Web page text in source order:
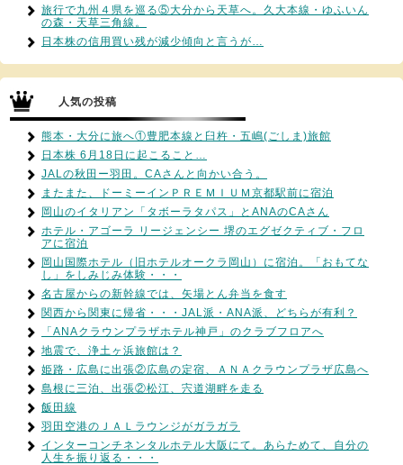
旅行で九州４県を巡る⑤大分から天草へ。久大本線・ゆふいん
の森・天草三角線。
日本株の信用買い残が減少傾向と言うが…
人気の投稿
熊本・大分に旅へ①豊肥本線と臼杵・五嶋(ごしま)旅館
日本株 6月18日に起こること…
JALの秋田ー羽田。CAさんと向かい合う。
またまた、ドーミーインＰＲＥＭＩＵＭ京都駅前に宿泊
岡山のイタリアン「タボーラタパス」とANAのCAさん
ホテル・アゴーラ リージェンシー 堺のエグゼクティブ・フロ
アに宿泊
岡山国際ホテル（旧ホテルオークラ岡山）に宿泊。「おもてな
し」をしみじみ体験・・・
名古屋からの新幹線では、矢場とん弁当を食す
関西から関東に帰省・・・JAL派・ANA派、どちらが有利？
「ANAクラウンプラザホテル神戸」のクラブフロアへ
地震で、浄土ヶ浜旅館は？
姫路・広島に出張②広島の定宿、ＡＮＡクラウンプラザ広島へ
島根に三泊、出張②松江、宍道湖畔を走る
飯田線
羽田空港のＪＡＬラウンジがガラガラ
インターコンチネンタルホテル大阪にて。あらためて、自分の
人生を振り返る・・・